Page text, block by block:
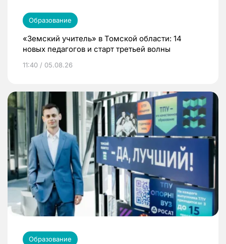
Образование
«Земский учитель» в Томской области: 14
новых педагогов и старт третьей волны
11:40 / 05.08.26
Образование